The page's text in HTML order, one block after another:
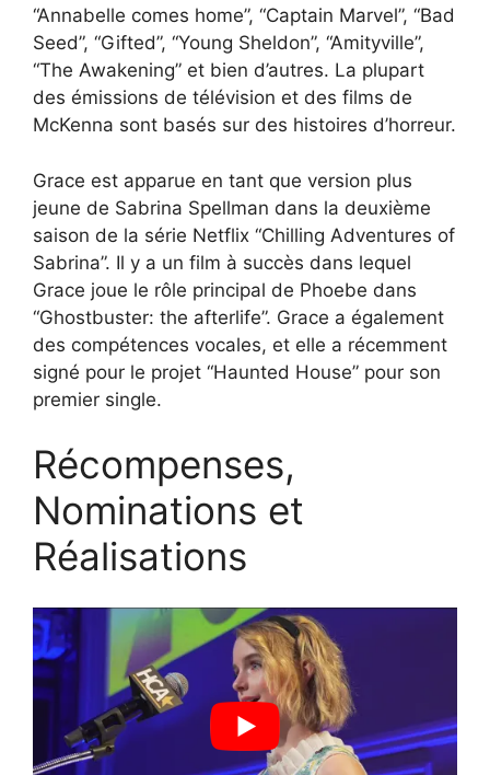
“Annabelle comes home”, “Captain Marvel”, “Bad
Seed”, “Gifted”, “Young Sheldon”, “Amityville”,
“The Awakening” et bien d’autres. La plupart
des émissions de télévision et des films de
McKenna sont basés sur des histoires d’horreur.
Grace est apparue en tant que version plus
jeune de Sabrina Spellman dans la deuxième
saison de la série Netflix “Chilling Adventures of
Sabrina”. Il y a un film à succès dans lequel
Grace joue le rôle principal de Phoebe dans
“Ghostbuster: the afterlife”. Grace a également
des compétences vocales, et elle a récemment
signé pour le projet “Haunted House” pour son
premier single.
Récompenses,
Nominations et
Réalisations